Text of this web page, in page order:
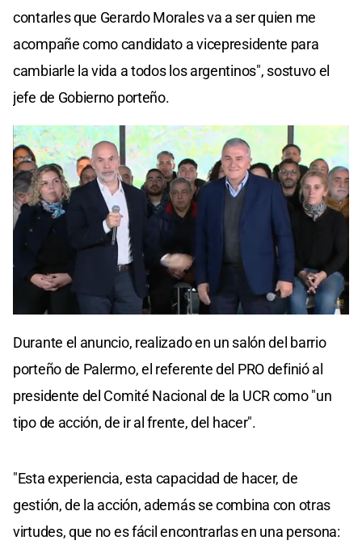
contarles que Gerardo Morales va a ser quien me
acompañe como candidato a vicepresidente para
cambiarle la vida a todos los argentinos", sostuvo el
jefe de Gobierno porteño.
Durante el anuncio, realizado en un salón del barrio
porteño de Palermo, el referente del PRO definió al
presidente del Comité Nacional de la UCR como "un
tipo de acción, de ir al frente, del hacer".
"Esta experiencia, esta capacidad de hacer, de
gestión, de la acción, además se combina con otras
virtudes, que no es fácil encontrarlas en una persona: